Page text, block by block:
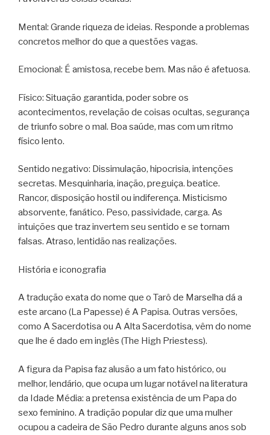
Mental: Grande riqueza de ideias. Responde a problemas
concretos melhor do que a questões vagas.
Emocional: É amistosa, recebe bem. Mas não é afetuosa.
Físico: Situação garantida, poder sobre os
acontecimentos, revelação de coisas ocultas, segurança
de triunfo sobre o mal. Boa saúde, mas com um ritmo
físico lento.
Sentido negativo: Dissimulação, hipocrisia, intenções
secretas. Mesquinharia, inação, preguiça. beatice.
Rancor, disposição hostil ou indiferença. Misticismo
absorvente, fanático. Peso, passividade, carga. As
intuições que traz invertem seu sentido e se tornam
falsas. Atraso, lentidão nas realizações.
História e iconografia
A tradução exata do nome que o Tarô de Marselha dá a
este arcano (La Papesse) é A Papisa. Outras versões,
como A Sacerdotisa ou A Alta Sacerdotisa, vêm do nome
que lhe é dado em inglês (The High Priestess).
A figura da Papisa faz alusão a um fato histórico, ou
melhor, lendário, que ocupa um lugar notável na literatura
da Idade Média: a pretensa existência de um Papa do
sexo feminino. A tradição popular diz que uma mulher
ocupou a cadeira de São Pedro durante alguns anos sob